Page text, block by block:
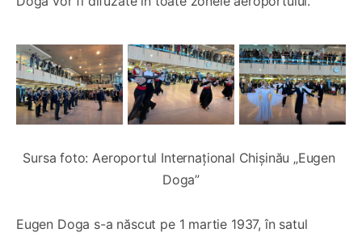
Sursa foto: Aeroportul Internațional Chișinău „Eugen
Doga”
Eugen Doga s-a născut pe 1 martie 1937, în satul